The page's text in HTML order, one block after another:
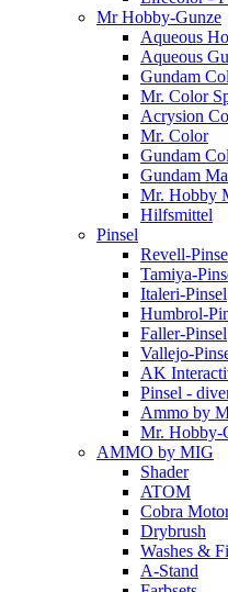
Mr Hobby-Gunze
Aqueous
Aqueous
Gundam
Mr. Color
Acrysion
Mr. Color
Gundam
Gundam
Mr. Hobby
Hilfsmittel
Pinsel
Revell-
Tamiya-
Italeri-Pinsel
Humbrol-
Faller-Pinsel
Vallejo-
AK
Pinsel -
Ammo by
Mr. Hobby-
AMMO by MIG
Shader
ATOM
Cobra
Drybrush
Washes &
A-Stand